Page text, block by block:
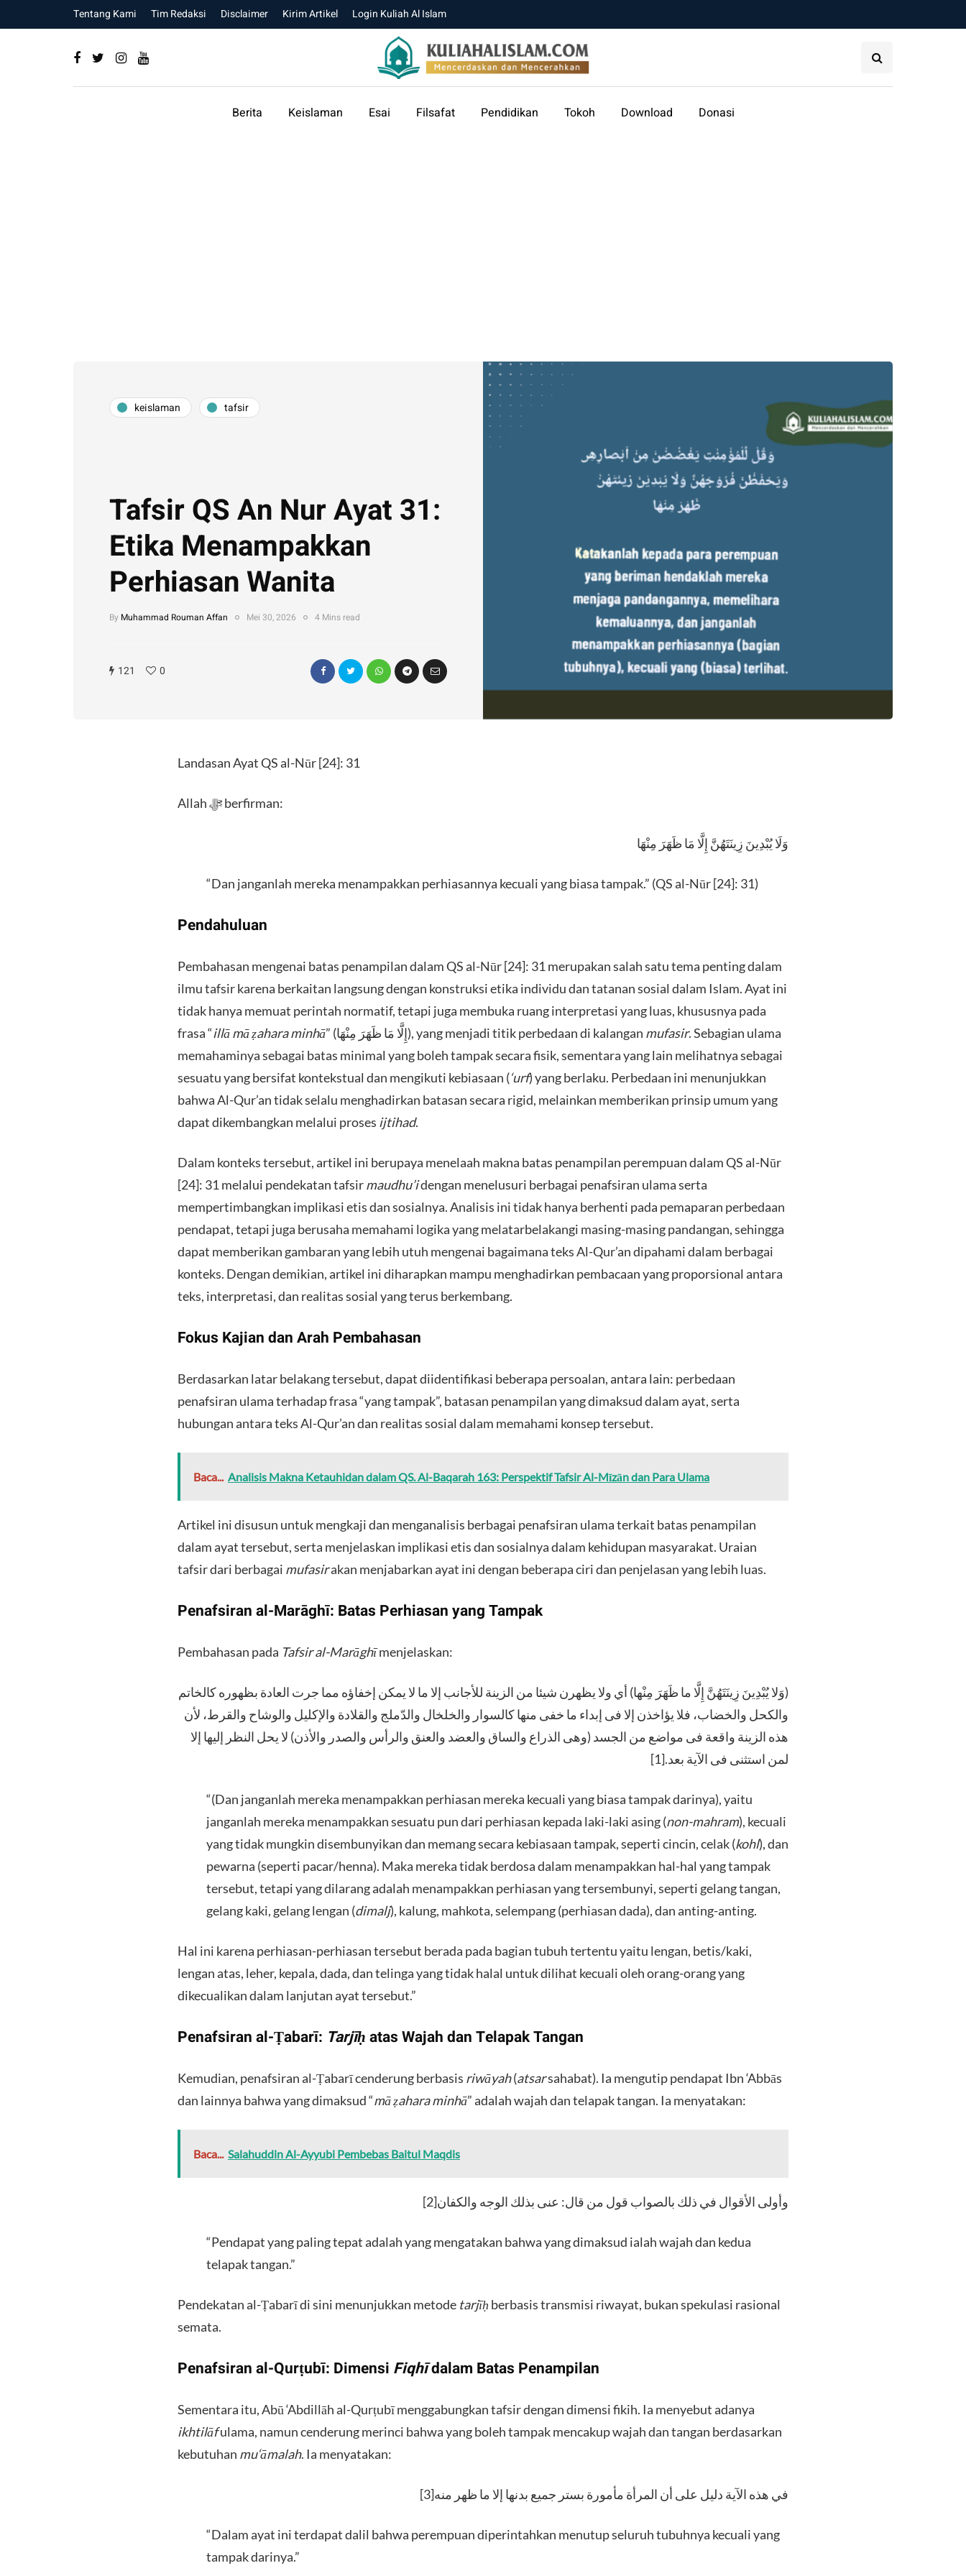
Tentang Kami Tim Redaksi Disclaimer Kirim Artikel Login Kuliah Al Islam
Berita Keislaman Esai Filsafat Pendidikan Tokoh Download Donasi
keislaman tafsir
Tafsir QS An Nur Ayat 31:
Etika Menampakkan
Perhiasan Wanita
By Muhammad Rouman Affan Mei 30, 2026 4 Mins read
121 0
Landasan Ayat QS al-Nūr [24]: 31
​Allah ﷻ berfirman:
​وَلَا يُبْدِينَ زِينَتَهُنَّ إِلَّا مَا ظَهَرَ مِنْهَا
​“Dan janganlah mereka menampakkan perhiasannya kecuali yang biasa tampak.” (QS al-Nūr [24]: 31)
​Pendahuluan
​Pembahasan mengenai batas penampilan dalam QS al-Nūr [24]: 31 merupakan salah satu tema penting dalam
ilmu tafsir karena berkaitan langsung dengan konstruksi etika individu dan tatanan sosial dalam Islam. Ayat ini
tidak hanya memuat perintah normatif, tetapi juga membuka ruang interpretasi yang luas, khususnya pada
frasa “illā mā ẓahara minhā ” (إِلَّا مَا ظَهَرَ مِنْهَا), yang menjadi titik perbedaan di kalangan mufasir. Sebagian ulama
memahaminya sebagai batas minimal yang boleh tampak secara fisik, sementara yang lain melihatnya sebagai
sesuatu yang bersifat kontekstual dan mengikuti kebiasaan (‘urf) yang berlaku. Perbedaan ini menunjukkan
bahwa Al-Qur’an tidak selalu menghadirkan batasan secara rigid, melainkan memberikan prinsip umum yang
dapat dikembangkan melalui proses ijtihad.
​Dalam konteks tersebut, artikel ini berupaya menelaah makna batas penampilan perempuan dalam QS al-Nūr
[24]: 31 melalui pendekatan tafsirmaudhu’idengan menelusuri berbagai penafsiran ulama serta
mempertimbangkan implikasi etis dan sosialnya. Analisis ini tidak hanya berhenti pada pemaparan perbedaan
pendapat, tetapi juga berusaha memahami logika yang melatarbelakangi masing-masing pandangan, sehingga
dapat memberikan gambaran yang lebih utuh mengenai bagaimana teks Al-Qur’an dipahami dalam berbagai
konteks. Dengan demikian, artikel ini diharapkan mampu menghadirkan pembacaan yang proporsional antara
teks, interpretasi, dan realitas sosial yang terus berkembang.
​Fokus Kajian dan Arah Pembahasan
​Berdasarkan latar belakang tersebut, dapat diidentifikasi beberapa persoalan, antara lain: perbedaan
penafsiran ulama terhadap frasa “yang tampak”, batasan penampilan yang dimaksud dalam ayat, serta
hubungan antara teks Al-Qur’an dan realitas sosial dalam memahami konsep tersebut.
Baca... Analisis Makna Ketauhidan dalam QS. Al-Baqarah 163: Perspektif Tafsir Al-Mīzān dan Para Ulama
​Artikel ini disusun untuk mengkaji dan menganalisis berbagai penafsiran ulama terkait batas penampilan
dalam ayat tersebut, serta menjelaskan implikasi etis dan sosialnya dalam kehidupan masyarakat. Uraian
tafsir dari berbagai mufasirakan menjabarkan ayat ini dengan beberapa ciri dan penjelasan yang lebih luas.
​Penafsiran al-Marāghī: Batas Perhiasan yang Tampak
​Pembahasan pada Tafsir al-Marāghīmenjelaskan:
​(‌وَلا ‌يُبْدِينَ ‌زِينَتَهُنَّ ‌إِلَّا ‌ما ‌ظَهَرَ ‌مِنْها) أي ولا يظهرن شيئا من الزينة للأجانب إلا ما لا يمكن إخفاؤه مما جرت العادة بظهوره كالخاتم
والكحل والخضاب، فلا يؤاخذن إلا فى إبداء ما خفى منها كالسوار والخلخال والدّملج والقلادة والإكليل والوشاح والقرط، لأن
هذه الزينة واقعة فى مواضع من الجسد (وهى الذراع والساق والعضد والعنق والرأس والصدر والأذن) لا يحل النظر إليها إلا
لمن استثنى فى الآية بعد.[1]
​“(Dan janganlah mereka menampakkan perhiasan mereka kecuali yang biasa tampak darinya), yaitu
janganlah mereka menampakkan sesuatu pun dari perhiasan kepada laki-laki asing (non-mahram), kecuali
yang tidak mungkin disembunyikan dan memang secara kebiasaan tampak, seperti cincin, celak (kohl), dan
pewarna (seperti pacar/henna). Maka mereka tidak berdosa dalam menampakkan hal-hal yang tampak
tersebut, tetapi yang dilarang adalah menampakkan perhiasan yang tersembunyi, seperti gelang tangan,
gelang kaki, gelang lengan (dimalj), kalung, mahkota, selempang (perhiasan dada), dan anting-anting.
​Hal ini karena perhiasan-perhiasan tersebut berada pada bagian tubuh tertentu yaitu lengan, betis/kaki,
lengan atas, leher, kepala, dada, dan telinga yang tidak halal untuk dilihat kecuali oleh orang-orang yang
dikecualikan dalam lanjutan ayat tersebut.”
​Penafsiran al-Ṭabarī: Tarjīḥatas Wajah dan Telapak Tangan
​Kemudian, penafsiran al-Ṭabarī cenderung berbasis riwāyah(atsarsahabat). Ia mengutip pendapat Ibn ‘Abbās
dan lainnya bahwa yang dimaksud “mā ẓahara minhā” adalah wajah dan telapak tangan. Ia menyatakan:
Baca... Salahuddin Al-Ayyubi Pembebas Baitul Maqdis
​وأولى الأقوال في ذلك بالصواب قول من قال: عنى بذلك الوجه والكفان[2]
​“Pendapat yang paling tepat adalah yang mengatakan bahwa yang dimaksud ialah wajah dan kedua
telapak tangan.”
​Pendekatan al-Ṭabarī di sini menunjukkan metode tarjīḥ berbasis transmisi riwayat, bukan spekulasi rasional
semata.
​Penafsiran al-Qurṭubī: Dimensi Fiqhīdalam Batas Penampilan
​Sementara itu, Abū ‘Abdillāh al-Qurṭubī menggabungkan tafsir dengan dimensi fikih. Ia menyebut adanya
ikhtilāfulama, namun cenderung merinci bahwa yang boleh tampak mencakup wajah dan tangan berdasarkan
kebutuhan mu‘āmalah. Ia menyatakan:
​في هذه الآية دليل على أن المرأة مأمورة بستر جميع بدنها إلا ما ظهر منه[3]
​“Dalam ayat ini terdapat dalil bahwa perempuan diperintahkan menutup seluruh tubuhnya kecuali yang
tampak darinya.”